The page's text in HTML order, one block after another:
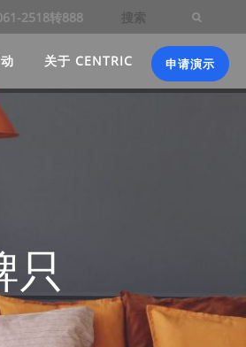
2518转888
关于 CENTRIC 申请演示
只